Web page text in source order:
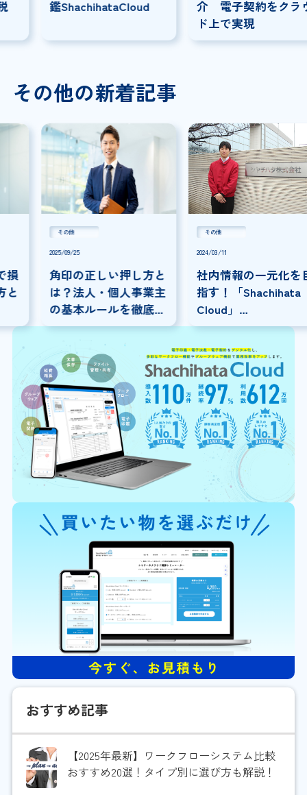
鑑ShachihataCloud
介 電子契約をクラウ
ド上で実現
その他の新着記事
2025/09/25
角印の正しい押し方と
は？法人・個人事業主
の基本ルールを徹底解
説！
2024/03/11
社内情報の一元化を目
指す！「Shachihata
Cloud」
×「SmartDrive」連携
おすすめ記事
【2025年最新】ワークフローシステム比較
おすすめ20選！タイプ別に選び方も解説！